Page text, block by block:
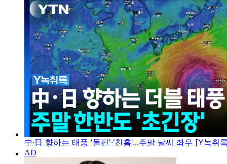
中·日 향하는 태풍 '돌핀'·'찬홈'...주말 날씨 좌우 [Y녹취